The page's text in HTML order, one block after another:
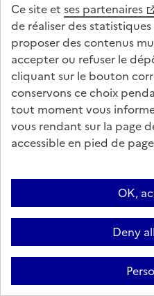
Stratégie
06 mai 2024 Transitions
Ce site et ses partenaires
de réaliser des
proposer des contenus
accepter ou refuser le
cliquant sur le bouton
conservons ce choix
tout moment vous
vous rendant sur la page
accessible en pied de
OK,
Deny